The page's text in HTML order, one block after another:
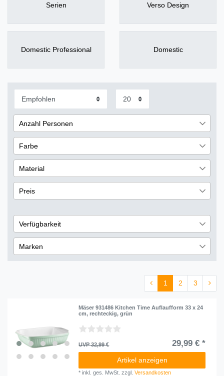
Serien Verso Design
Domestic Professional Domestic
Anzahl Personen
6 Personen
Farbe
Weiß
Silber 19
Schwarz
Material
Glas
Porzellan 30
Preis
€
Verfügbarkeit
sofort lieferbar
nicht lieferbar 131
Marken
1 2 3
Mäser 931486 Kitchen Time Auflaufform 33 x 24
cm, rechteckig, grün
UVP 32,99 € 29,99 € *
Artikel anzeigen
*inkl. ges. MwSt. zzgl.Versandkosten